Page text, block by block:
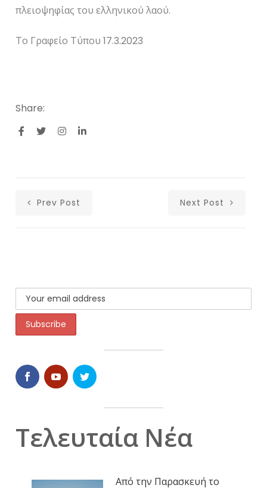
πλειοψηφίας του ελληνικού λαού.
Το Γραφείο Τύπου 17.3.2023
Share:
Prev Post Next Post
Τελευταία Νέα
Από την Παρασκευή το